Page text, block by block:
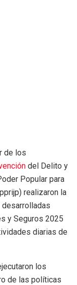
de los
del Delito y
Popular para
realizaron la
y Seguros 2025
diarias de
los
de las políticas